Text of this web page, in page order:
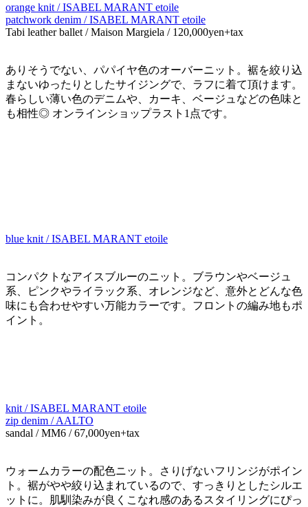
orange knit / ISABEL MARANT etoile
patchwork denim / ISABEL MARANT etoile
Tabi leather ballet / Maison Margiela / 120,000yen+tax
ありそうでない、パパイヤ色のオーバーニット。裾を絞り込
まないゆったりとしたサイジングで、ラフに着て頂けます。
春らしい薄い色のデニムや、カーキ、ベージュなどの色味と
も相性◎ オンラインショップラスト1点です。
blue knit / ISABEL MARANT etoile
コンパクトなアイスブルーのニット。ブラウンやベージュ
系、ピンクやライラック系、オレンジなど、意外とどんな色
味にも合わせやすい万能カラーです。フロントの編み地もポ
イント。
knit / ISABEL MARANT etoile
zip denim / AALTO
sandal / MM6 / 67,000yen+tax
ウォームカラーの配色ニット。さりげないフリンジがポイン
ト。裾がやや絞り込まれているので、すっきりとしたシルエ
ットに。肌馴染みが良くこなれ感のあるスタイリングにぴっ